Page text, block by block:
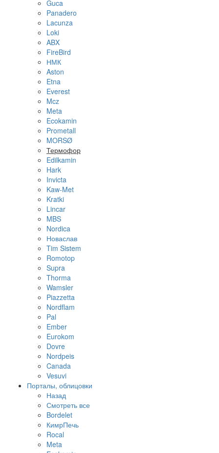
Guca
Panadero
Lacunza
Loki
ABX
FireBird
НМК
Aston
Etna
Everest
Mcz
Meta
Ecokamin
Prometall
MORSØ
Термофор
Edilkamin
Hark
Invicta
Kaw-Met
Kratki
Lincar
MBS
Nordica
Новаслав
Tim Sistem
Romotop
Supra
Thorma
Wamsler
Piazzetta
Nordflam
Pal
Ember
Eurokom
Dovre
Nordpeis
Canada
Vesuvi
Порталы, облицовки
Назад
Смотреть все
Bordelet
КимрПечь
Rocal
Meta